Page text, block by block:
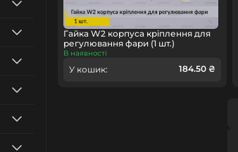
Гайка W2 корпуса кріплення для
регулювання фари (1 шт.)
В наявності
У кошик: 184.50 ₴